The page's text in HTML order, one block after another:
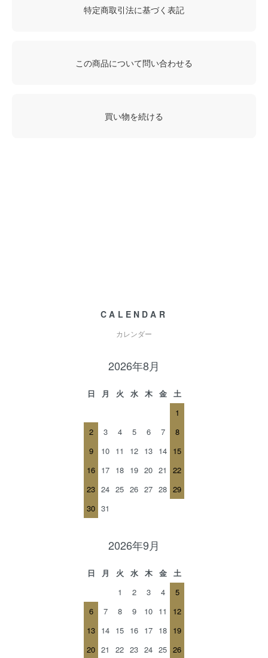
特定商取引法に基づく表記
この商品について問い合わせる
買い物を続ける
CALENDAR
カレンダー
2026年8月
日 月 火 水 木 金
土
1
2
3 4 5 6 7
8
9
10 11 12 13 14 15
16 17 18 19 20 21
22
23 24 25 26 27 28 29
30 31
2026年9月
日 月 火 水 木 金
土
1
2 3 4
5
6
7 8 9 10 11
12
13 14 15 16 17 18 19
20 21 22 23 24 25 26